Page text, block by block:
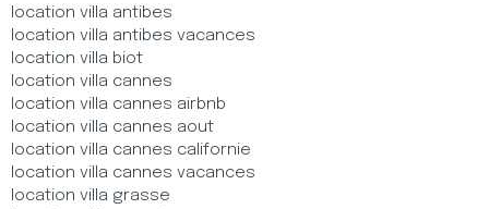
location villa antibes
location villa antibes vacances
location villa biot
location villa cannes
location villa cannes airbnb
location villa cannes aout
location villa cannes californie
location villa cannes vacances
location villa grasse